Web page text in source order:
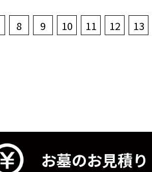
8 9 10 11 12 13
お墓のお見積り